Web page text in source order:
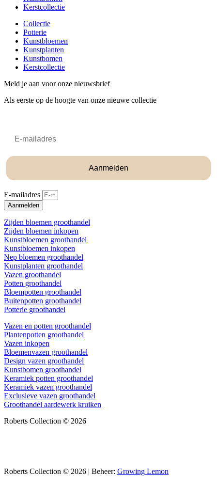
Kerstcollectie
Collectie
Potterie
Kunstbloemen
Kunstplanten
Kunstbomen
Kerstcollectie
Meld je aan voor onze nieuwsbrief
Als eerste op de hoogte van onze nieuwe collectie
Aanmelden
E-mailadres
Aanmelden
Zijden bloemen groothandel
Zijden bloemen inkopen
Kunstbloemen groothandel
Kunstbloemen inkopen
Nep bloemen groothandel
Kunstplanten groothandel
Vazen groothandel
Potten groothandel
Bloempotten groothandel
Buitenpotten groothandel
Potterie groothandel
Vazen en potten groothandel
Plantenpotten groothandel
Vazen inkopen
Bloemenvazen groothandel
Design vazen groothandel
Kunstbomen groothandel
Keramiek potten groothandel
Keramiek vazen groothandel
Exclusieve vazen groothandel
Groothandel aardewerk kruiken
Roberts Collection © 2026
Roberts Collection © 2026 | Beheer: Growing Lemon